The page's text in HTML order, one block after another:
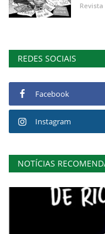
Revista
REDES SOCIAIS
Facebook
Instagram
NOTÍCIAS